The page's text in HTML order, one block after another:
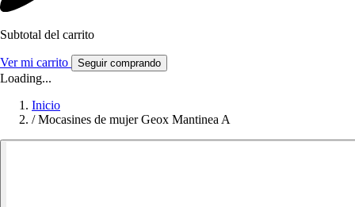
Subtotal del carrito
Ver mi carrito Seguir comprando
Loading...
Inicio
/ Mocasines de mujer Geox Mantinea A